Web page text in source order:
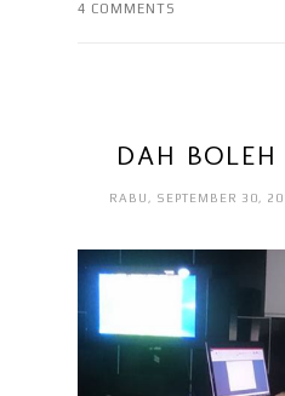
4 COMMENTS
DAH BOLEH
RABU, SEPTEMBER 30,